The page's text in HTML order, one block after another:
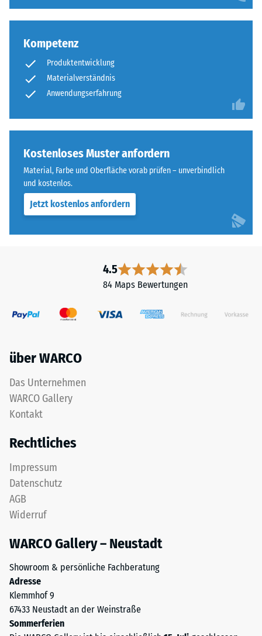
Kompetenz
Produktentwicklung
Materialverständnis
Anwendungserfahrung
Kostenloses Muster anfordern
Material, Farbe und Oberfläche vorab prüfen – unverbindlich
und kostenlos.
Jetzt kostenlos anfordern
4.5
84 Maps Bewertungen
über WARCO
Das Unternehmen
WARCO Gallery
Kontakt
Rechtliches
Impressum
Datenschutz
AGB
Widerruf
WARCO Gallery – Neustadt
Showroom & persönliche Fachberatung
Adresse
Klemmhof 9
67433 Neustadt an der Weinstraße
Sommerferien